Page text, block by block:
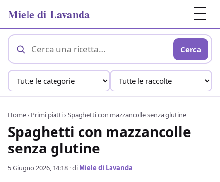
Miele di Lavanda
Cerca
Home› Primi piatti›Spaghetti con mazzancolle senza glutine
Spaghetti con mazzancolle
senza glutine
5 Giugno 2026, 14:18 · di Miele di Lavanda